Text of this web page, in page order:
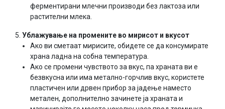
ферментирани млечни производи без лактоза или
растителни млека.
Ублажување на промените во мирисот и вкусот
Ако ви сметаат мирисите, обидете се да консумирате
храна ладна на собна температура.
Ако се промени чувството за вкус, па храната ви е
безвкусна или има метално-горчлив вкус, користете
пластичен или дрвен прибор за јадење наместо
метален, дополнително зачинете ја храната и